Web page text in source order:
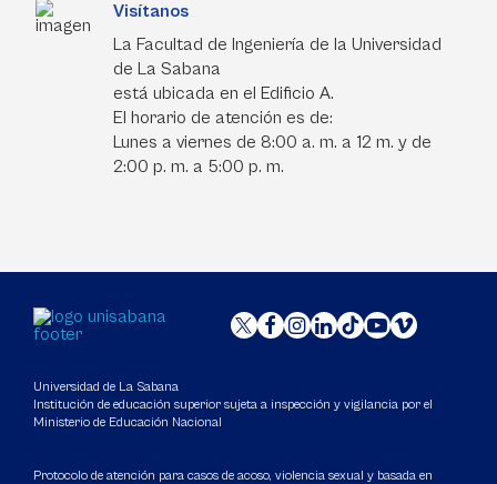
Visítanos
La Facultad de Ingeniería de la Universidad
de La Sabana
está ubicada en el Edificio A.
El horario de atención es de:
Lunes a viernes de 8:00 a. m. a 12 m. y de
2:00 p. m. a 5:00 p. m.
Universidad de La Sabana
Institución de educación superior sujeta a inspección y vigilancia por el
Ministerio de Educación Nacional
Protocolo de atención para casos de acoso, violencia sexual y basada en